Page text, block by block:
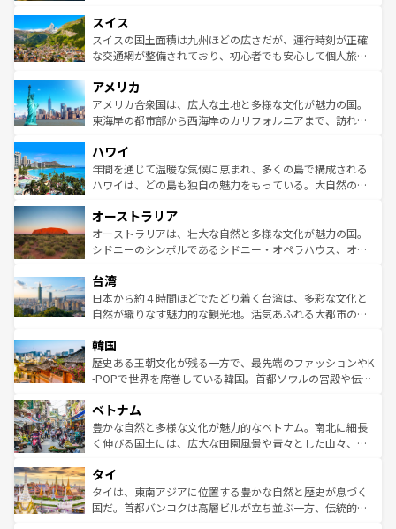
れる地方に足を運ぶとそれぞれで全く異なる文化を体験で
きるだろう。 なお、新着のフランス情報はコンテンツ一覧
を参照してほしい。
は、お酒好きな人にはぜひ体験してほしい。 なお、新着の
ドイツ情報はコンテンツ一覧を参照してほしい。
リアごとに異なる魅力がある。また、優雅なアフタヌーン
ティー、ビール好きにはたまらない英国パブ、サッカー観
戦など、本場だからこそできる体験も豊富。イギリスを旅
ンツ一覧を参照してほしい。
スイス
スイスの国土面積は九州ほどの広さだが、運行時刻が正確
な交通網が整備されており、初心者でも安心して個人旅行
の建物がそのまま残る町や、スイスならではのユニークな
博物館もあり、アルプス観光だけでなく町歩きも満喫する
ことができる。国民の所得が高いため物価も高いが、旅行
ば市内交通費無料で観光を楽しむこともできる。 なお、新
着のスイス情報はコンテンツ一覧 を参照してほしい。
アメリカ
アメリカ合衆国は、広大な土地と多様な文化が魅力の国。
東海岸の都市部から西海岸のカリフォルニアまで、訪れる
のような巨大都市は、観光、ショッピング、エンターテイ
ンメントが詰まった刺激的なスポットだ。一方、アメリカ
西部には大自然が広がり、グランドキャニオンやイエロー
部のニューオーリンズでは、音楽と美食が融合した独特の
文化が魅力。旅行者はアメリカの各地域で異なる魅力を楽
しみながら、その多様性と豊かな歴史を感じることができ
ならではの贅沢な旅のスタイルだ。 なお、新着のアメリカ
情報はコンテンツ一覧を参照してほしい。
ハワイ
年間を通じて温暖な気候に恵まれ、多くの島で構成される
ハワイは、どの島も独自の魅力をもっている。大自然の神
ワイ島は見逃せない。また、定番の観光地といえばオアフ
島だが、静かな自然を求めるならマウイ島やカウアイ島が
おすすめ。エメラルドグリーンに輝く海をはじめ、豊かな
れるおもてなしの心で訪れる人々を迎えてくれるハワイの
人々、おいしいローカルフードやハワイアンミュージッ
ク、伝統的なフラダンスなど、すべてがハワイの魅力を彩
ワイを、存分に味わってほしい。 なお、新着のハワイ情報
はコンテンツ一覧を参照してほしい。
オーストラリア
オーストラリアは、壮大な自然と多様な文化が魅力の国。
シドニーのシンボルであるシドニー・オペラハウス、オー
リアリーフや大陸中央部にそびえるウルル（エアーズロッ
ク）、タスマニアの美しい原生林やケアンズの熱帯雨林な
ど、見どころがたくさん。また、カフェやワイン、オージ
いる。アクティビティも充実しており、サーフィンやダイ
ビング、ハイキングなど、アウトドア好きにはたまらな
い。オーストラリアの多彩な魅力を存分に味わいつくそ
参照してほしい。
台湾
日本から約４時間ほどでたどり着く台湾は、多彩な文化と
自然が織りなす魅力的な観光地。活気あふれる大都市の台
ン）、静ひつな山岳地帯である台湾東部など、都市の喧騒
と山間の静けさが共存しており、訪れる人に新しい発見と
驚きをもたらしてくれる。また、奥深い台湾の食文化も魅
容にもいいと評判のスイーツなど、バラエティ豊かな料理
が味わえる。 なお、新着の台湾情報は コンテンツ一覧を参
照してほしい。
韓国
歴史ある王朝文化が残る一方で、最先端のファッションやK
-POPで世界を席巻している韓国。首都ソウルの宮殿や伝統
き、地方に足を延ばせば四季折々の自然美を楽しむことが
できる。そして、キムチや焼肉、絶品のストリートフード
まで、さまざまな韓国料理が待っている。夜には、韓国な
リティに包まれながら、韓国の多彩な魅力を心ゆくまで味
わってみてほしい。 なお、新着の韓国情報はコンテンツ一
覧を参照してほしい。
ベトナム
豊かな自然と多様な文化が魅力的なベトナム。南北に細長
く伸びる国土には、広大な田園風景や青々とした山々、世
急速な発展と共に伝統が息づく。ハノイの古い町並みやホ
ーチミン市のフランス統治時代の建物も、独特の雰囲気を
醸し出している。また、バラエティの豊かさとおいしさで
タイ
タイは、東南アジアに位置する豊かな自然と歴史が息づく
国だ。首都バンコクは高層ビルが立ち並ぶ一方、伝統的な